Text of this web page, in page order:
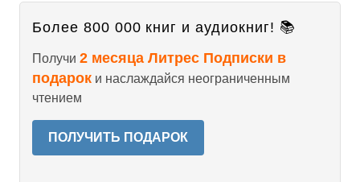
Более 800 000 книг и аудиокниг! 📚
Получи 2 месяца Литрес Подписки в
подарок и наслаждайся неограниченным
чтением
ПОЛУЧИТЬ ПОДАРОК